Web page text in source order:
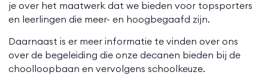
je over het maatwerk dat we bieden voor topsporters
en leerlingen die meer- en hoogbegaafd zijn.
Daarnaast is er meer informatie te vinden over ons
over de begeleiding die onze decanen bieden bij de
choolloopbaan en vervolgens schoolkeuze.